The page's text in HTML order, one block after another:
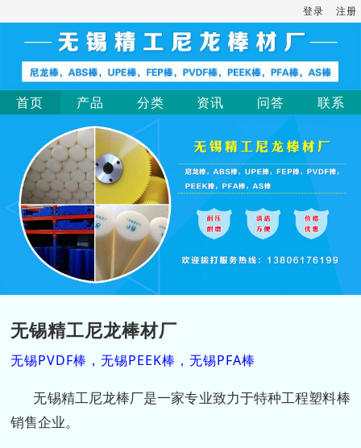
登录 注册
首页 产品 分类 资讯 问答 联系
无锡精工尼龙棒材厂
无锡PVDF棒，无锡PEEK棒，无锡PFA棒
无锡精工尼龙棒厂是一家专业致力于特种工程塑料棒
销售企业。